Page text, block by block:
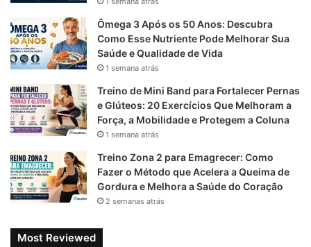
Variar o estímulo é essencial para evolução.
1. Agachamento Livre (Bodyweight)
Ideal para iniciantes e base técnica.
2. Agachamento Sumô
Pés mais abertos
Foco maior em glúteos e parte interna da coxa
Squat)
Ômega 3 Após os 50 Anos: Descubra
Como Esse Nutriente Pode Melhorar Sua
Saúde e Qualidade de Vida
1 semana atrás
Treino de Mini Band para Fortalecer Pernas
e Glúteos: 20 Exercícios Que Melhoram a
Força, a Mobilidade e Protegem a Coluna
1 semana atrás
Treino Zona 2 para Emagrecer: Como
Fazer o Método que Acelera a Queima de
Gordura e Melhora a Saúde do Coração
2 semanas atrás
Most Reviewed